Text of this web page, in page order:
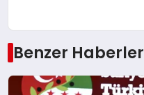
Benzer Haberler